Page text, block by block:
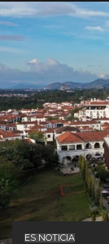
ES NOTICIA